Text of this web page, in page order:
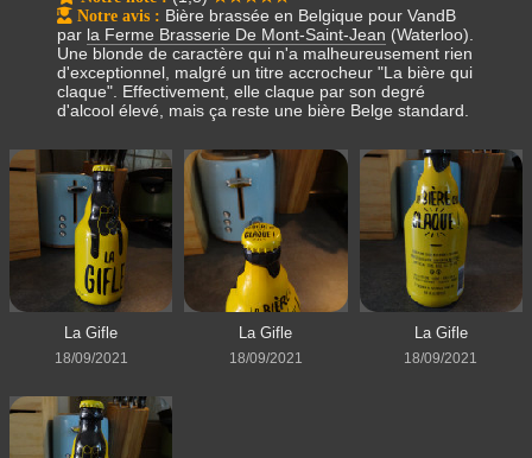
Notre avis : Bière brassée en Belgique pour VandB
par la Ferme Brasserie De Mont-Saint-Jean (Waterloo).
Une blonde de caractère qui n'a malheureusement rien
d'exceptionnel, malgré un titre accrocheur "La bière qui
claque". Effectivement, elle claque par son degré
d'alcool élevé, mais ça reste une bière Belge standard.
La Gifle
18/09/2021
La Gifle
18/09/2021
La Gifle
18/09/2021